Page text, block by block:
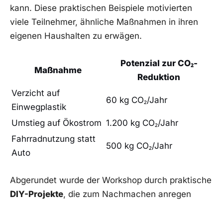
kann. Diese praktischen Beispiele motivierten
viele Teilnehmer, ähnliche Maßnahmen​ in ihren‍
eigenen Haushalten zu erwägen.
Maßnahme
Potenzial zur​ CO₂-
Reduktion
Verzicht auf​
Einwegplastik
60⁤ kg​ CO₂/Jahr
Umstieg auf‍ Ökostrom 1.200 kg CO₂/Jahr
Fahrradnutzung ‍statt
Auto
500 kg CO₂/Jahr
Abgerundet wurde der Workshop durch‍ praktische
DIY-Projekte, die⁣ zum Nachmachen anregen